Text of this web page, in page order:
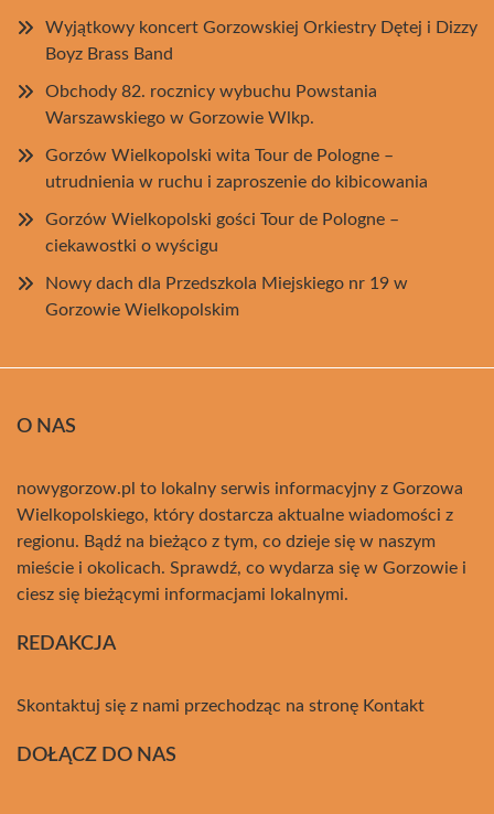
Wyjątkowy koncert Gorzowskiej Orkiestry Dętej i Dizzy
Boyz Brass Band
Obchody 82. rocznicy wybuchu Powstania
Warszawskiego w Gorzowie Wlkp.
Gorzów Wielkopolski wita Tour de Pologne –
utrudnienia w ruchu i zaproszenie do kibicowania
Gorzów Wielkopolski gości Tour de Pologne –
ciekawostki o wyścigu
Nowy dach dla Przedszkola Miejskiego nr 19 w
Gorzowie Wielkopolskim
O NAS
nowygorzow.pl to lokalny serwis informacyjny z Gorzowa
Wielkopolskiego, który dostarcza aktualne wiadomości z
regionu. Bądź na bieżąco z tym, co dzieje się w naszym
mieście i okolicach. Sprawdź, co wydarza się w Gorzowie i
ciesz się bieżącymi informacjami lokalnymi.
REDAKCJA
Skontaktuj się z nami przechodząc na stronę Kontakt
DOŁĄCZ DO NAS